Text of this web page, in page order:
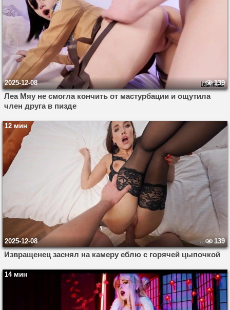
2025-12-08 139
Леа Мяу не смогла кончить от мастурбации и ощутила
член друга в пизде
12 мин
2025-12-08 139
Извращенец заснял на камеру еблю с горячей цыпочкой
14 мин